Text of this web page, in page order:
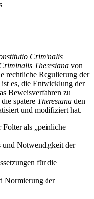
Criminalis
Theresiana von
rechtliche Regulierung der
es, die Entwicklung der
Beweisverfahren zu
spätere Theresiana den
und modifiziert hat.
Folter als „peinliche
und Notwendigkeit der
für die
Normierung der